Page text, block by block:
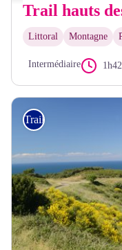
Trail hauts
Littoral Montagne
Intermédiaire 1h42
Trail